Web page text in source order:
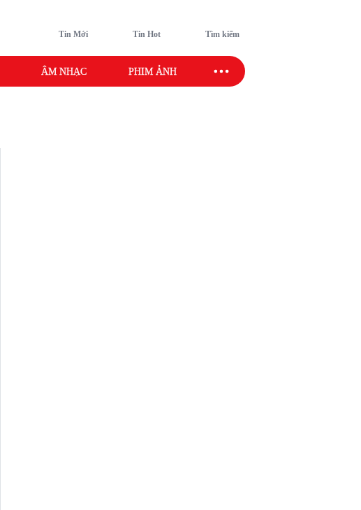
Tin Mới Tin Hot Tìm kiếm
ÂM NHẠC PHIM ẢNH SAO SPORT